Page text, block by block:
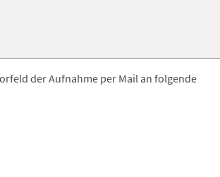
der Aufnahme per Mail an folgende